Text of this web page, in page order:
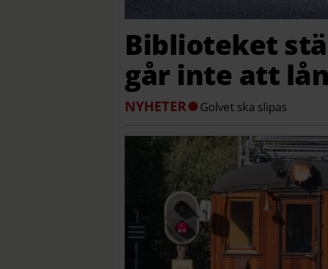
Biblioteket
går inte att
NYHETER Golvet ska slipas